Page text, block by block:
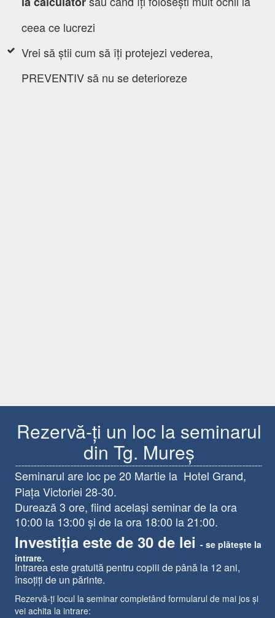
ceea ce lucrezi
Vrei să știi cum să îți protejezi vederea,
PREVENTIV să nu se deterioreze
Rezervă-ți un loc la seminarul
din Tg. Mureș
Seminarul are loc pe 20 Martie la Hotel Grand,
Piața Victoriei 28-30.
Durează 3 ore, fiind același seminar de la ora
10:00 la 13:00 și de la ora 18:00 la 21:00.
Investiția este de 30 de lei - se plătește la
intrare.
Intrarea este gratuită pentru copiii de până la 12 ani,
însoțiți de un părinte.
Rezervă-ți locul la seminar completând formularul de mai jos și
vei achita la intrare: